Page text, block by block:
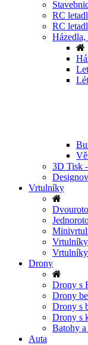
RC
RC
3D Tisk
Vrtulníky
Vrtulníky
Drony
Drony s
Drony
Drony s
Drony s
Batohy
Auta